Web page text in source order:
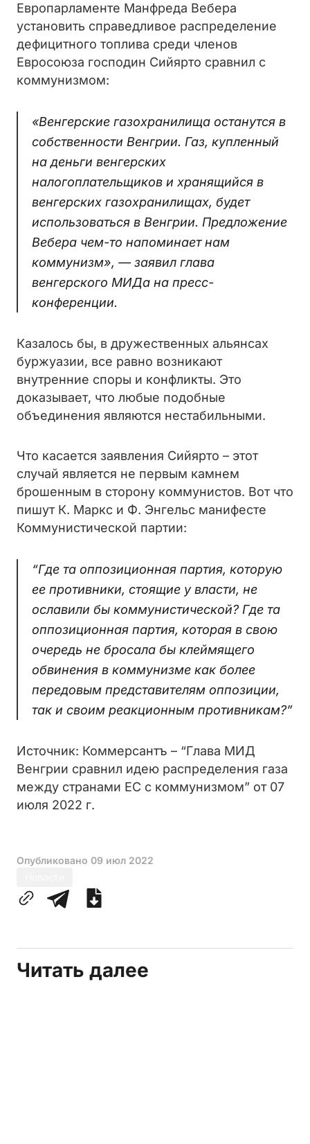
Европарламенте Манфреда Вебера
установить справедливое распределение
дефицитного топлива среди членов
Евросоюза господин Сийярто сравнил с
коммунизмом:
«Венгерские газохранилища останутся в
собственности Венгрии. Газ, купленный
на деньги венгерских
налогоплательщиков и хранящийся в
венгерских газохранилищах, будет
использоваться в Венгрии. Предложение
Вебера чем-то напоминает нам
коммунизм», — заявил глава
венгерского МИДа на пресс-
конференции.
Казалось бы, в дружественных альянсах
буржуазии, все равно возникают
внутренние споры и конфликты. Это
доказывает, что любые подобные
объединения являются нестабильными.
Что касается заявления Сийярто – этот
случай является не первым камнем
брошенным в сторону коммунистов. Вот что
пишут К. Маркс и Ф. Энгельс манифесте
Коммунистической партии:
“Где та оппозиционная партия, которую
ее противники, стоящие у власти, не
ославили бы коммунистической? Где та
оппозиционная партия, которая в свою
очередь не бросала бы клеймящего
обвинения в коммунизме как более
передовым представителям оппозиции,
так и своим реакционным противникам?”
Источник: Коммерсантъ – “Глава МИД
Венгрии сравнил идею распределения газа
между странами ЕС с коммунизмом” от 07
июля 2022 г.
Опубликовано 09 июл 2022
Читать далее